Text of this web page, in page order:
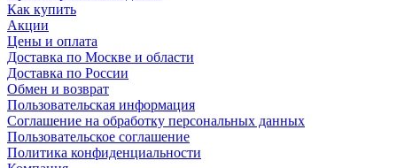
Как купить
Акции
Цены и оплата
Доставка по Москве и области
Доставка по России
Обмен и возврат
Пользовательская информация
Соглашение на обработку персональных данных
Пользовательское соглашение
Политика конфиденциальности